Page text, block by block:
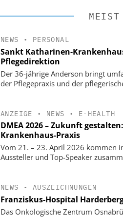
MEIST
NEWS • PERSONAL
Sankt Katharinen-
Pflegedirektion
Der 36-jährige Anderson bringt
der Pflegepraxis und der
ANZEIGE • NEWS • E-HEALTH
DMEA 2026 – Zukunft
Krankenhaus-Praxis
Vom 21. – 23. April 2026 kommen
Aussteller und Top-Speaker
NEWS • AUSZEICHNUNGEN
Franziskus-Hospital
Das Onkologische Zentrum